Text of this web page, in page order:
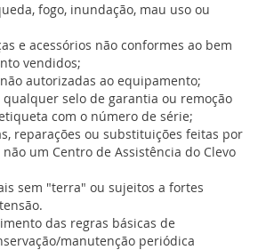
fogo, inundação, mau uso ou
e acessórios não conformes ao bem
vendidos;
autorizadas ao equipamento;
selo de garantia ou remoção
com o número de série;
reparações ou substituições feitas por
um Centro de Assistência do Clevo
sem "terra" ou sujeitos a fortes
das regras básicas de
manutenção periódica